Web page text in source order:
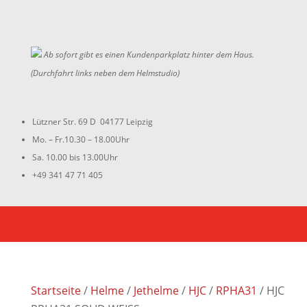
Ab sofort gibt es einen Kundenparkplatz hinter dem Haus.
(Durchfahrt links neben dem Helmstudio)
Lützner Str. 69 D 04177 Leipzig
Mo. – Fr.10.30 – 18.00Uhr
Sa. 10.00 bis 13.00Uhr
+49 341 47 71 405
Startseite/ Helme/ Jethelme/ HJC/ RPHA31 / HJC